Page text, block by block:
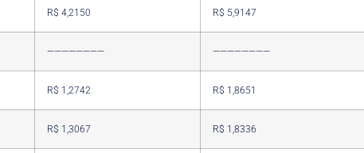
R$ 4,2150 R$ 5,9147
———————— ————————
R$ 1,2742 R$ 1,8651
R$ 1,3067 R$ 1,8336